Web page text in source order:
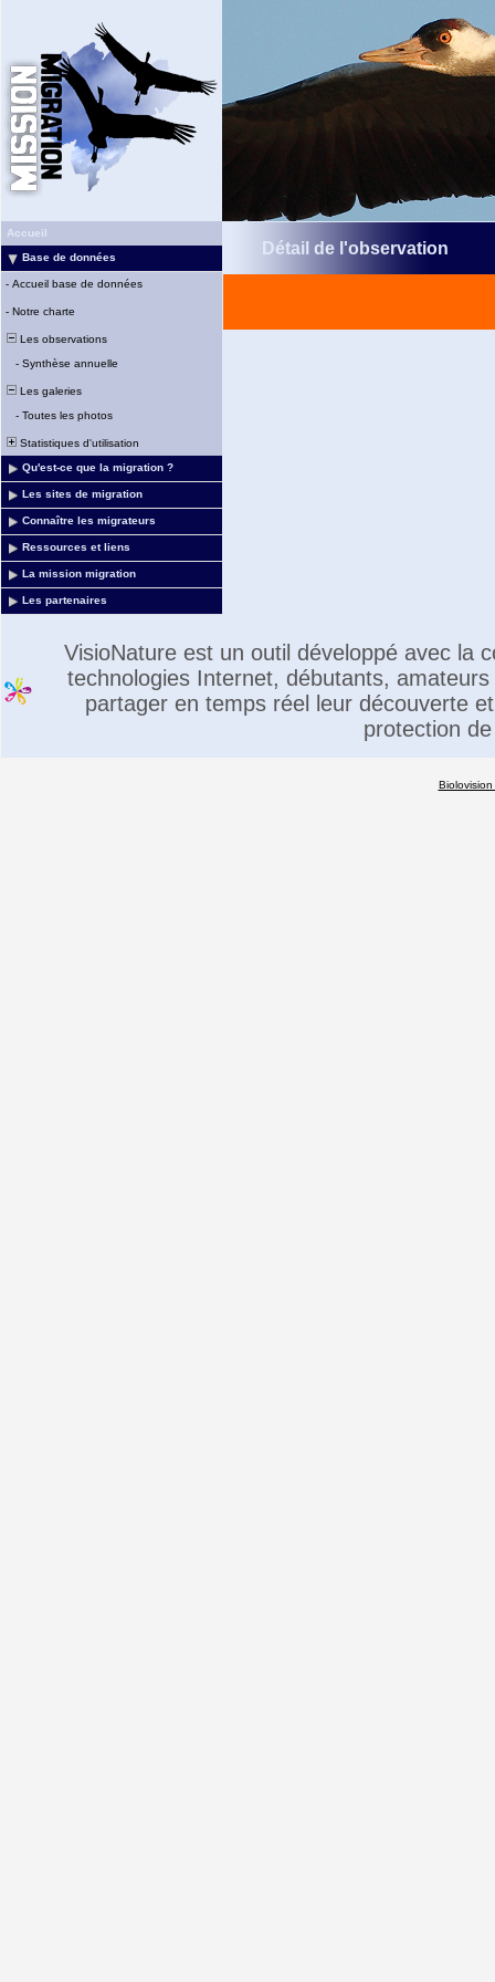
Accueil
Base de données
- Accueil base de données
- Notre charte
Les observations
- Synthèse annuelle
Les galeries
- Toutes les photos
Statistiques d'utilisation
Qu'est-ce que la migration ?
Les sites de migration
Connaître les migrateurs
Ressources et liens
La mission migration
Les partenaires
Détail de l'observation
VisioNature est un outil développé avec la
technologies Internet, débutants,
partager en temps réel leur découverte
protection
Biolovision